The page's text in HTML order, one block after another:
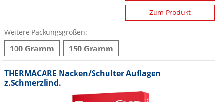
Zum Produkt
Weitere Packungsgrößen:
100 Gramm 150 Gramm
THERMACARE Nacken/Schulter Auflagen
z.Schmerzlind.